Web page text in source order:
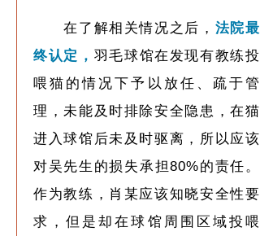
在了解相关情况之后， 法院最
终认定， 羽毛球馆在发现有教练投
喂猫的情况下予以放任、疏于管
理，未能及时排除安全隐患，在猫
进入球馆后未及时驱离，所以应该
对吴先生的损失承担80%的责任。
作为教练，肖某应该知晓安全性要
求，但是却在球馆周围区域投喂